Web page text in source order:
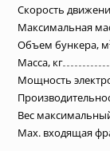
Скорость
Максимальная
Объем бункера,
Масса, кг
Мощность
Вес
Max. входящая